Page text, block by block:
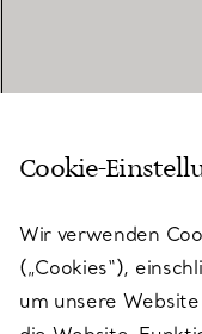
KUNDENSERVICE
SERVICES
Cookie-
Wir verwenden
(„Cookies“),
um unsere